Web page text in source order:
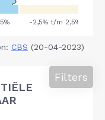
CBS (20-04-2023)
Filters